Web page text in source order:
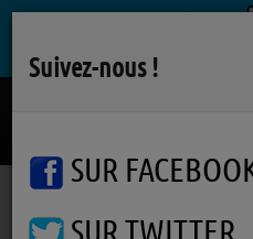
Podcasts
Suivez-nous !
SUR
SUR TWITTER